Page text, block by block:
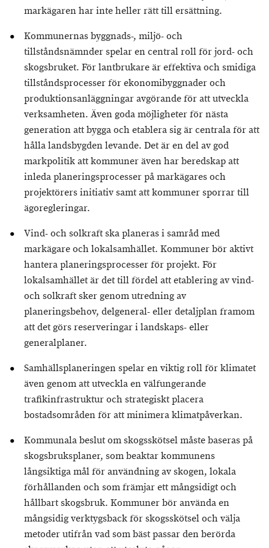
markägaren har inte heller rätt till ersättning.
Kommunernas byggnads-, miljö- och
tillståndsnämnder spelar en central roll för jord- och
skogsbruket. För lantbrukare är effektiva och smidiga
tillståndsprocesser för ekonomibyggnader och
produktionsanläggningar avgörande för att utveckla
verksamheten. Även goda möjligheter för nästa
generation att bygga och etablera sig är centrala för att
hålla landsbygden levande. Det är en del av god
markpolitik att kommuner även har beredskap att
inleda planeringsprocesser på markägares och
projektörers initiativ samt att kommuner sporrar till
ägoregleringar.
Vind- och solkraft ska planeras i samråd med
markägare och lokalsamhället. Kommuner bör aktivt
hantera planeringsprocesser för projekt. För
lokalsamhället är det till fördel att etablering av vind-
och solkraft sker genom utredning av
planeringsbehov, delgeneral- eller detaljplan framom
att det görs reserveringar i landskaps- eller
generalplaner.
Samhällsplaneringen spelar en viktig roll för klimatet
även genom att utveckla en välfungerande
trafikinfrastruktur och strategiskt placera
bostadsområden för att minimera klimatpåverkan.
Kommunala beslut om skogsskötsel måste baseras på
skogsbruksplaner, som beaktar kommunens
långsiktiga mål för användning av skogen, lokala
förhållanden och som främjar ett mångsidigt och
hållbart skogsbruk. Kommuner bör använda en
mångsidig verktygsback för skogsskötsel och välja
metoder utifrån vad som bäst passar den berörda